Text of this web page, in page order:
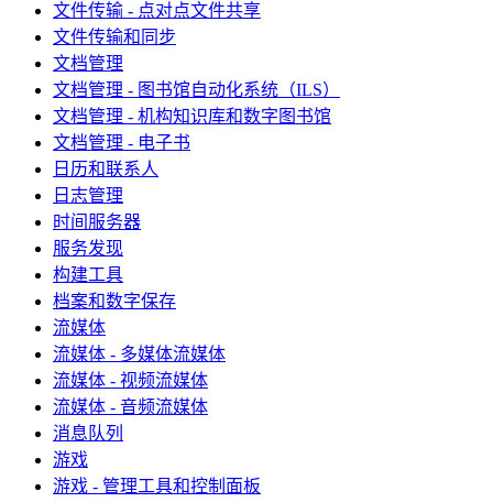
文件传输 - 点对点文件共享
文件传输和同步
文档管理
文档管理 - 图书馆自动化系统（ILS）
文档管理 - 机构知识库和数字图书馆
文档管理 - 电子书
日历和联系人
日志管理
时间服务器
服务发现
构建工具
档案和数字保存
流媒体
流媒体 - 多媒体流媒体
流媒体 - 视频流媒体
流媒体 - 音频流媒体
消息队列
游戏
游戏 - 管理工具和控制面板